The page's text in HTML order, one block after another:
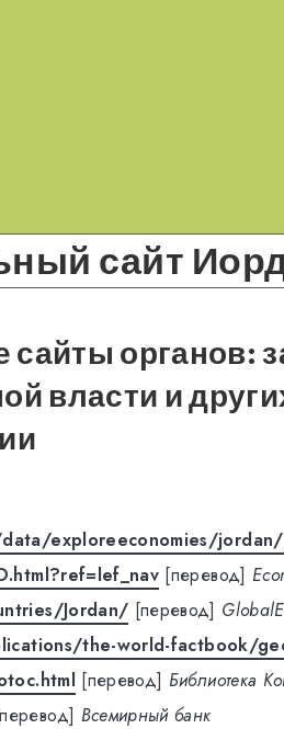
сайт
органов:
власти и
data/exploreeconomies/jordan/
[перевод]
Jordan/ [перевод]
the-world-factbook/
[перевод] Библиотека
Всемирный банк